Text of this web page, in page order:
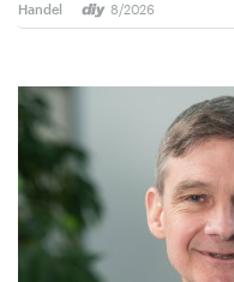
Handel 8/2026